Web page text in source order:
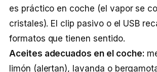
es práctico en coche (el vapor se
cristales). El clip pasivo o el USB
formatos que tienen sentido.
Aceites adecuados en el coche:
limón (alertan), lavanda o